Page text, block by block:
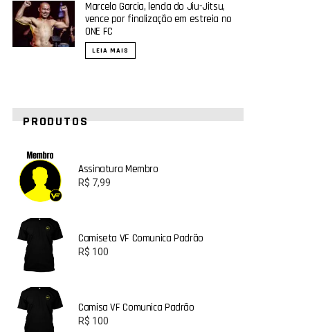
Marcelo Garcia, lenda do Jiu-Jitsu,
vence por finalização em estreia no
ONE FC
LEIA MAIS
PRODUTOS
Assinatura Membro
R$ 7,99
Camiseta VF Comunica Padrão
R$ 100
Camisa VF Comunica Padrão
R$ 100